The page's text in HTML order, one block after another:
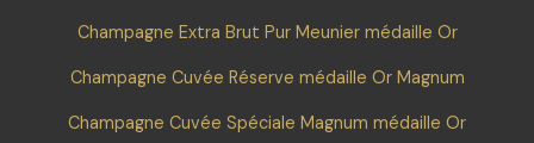
Champagne Extra Brut Pur Meunier médaille Or
Champagne Cuvée Réserve médaille Or Magnum
Champagne Cuvée Spéciale Magnum médaille Or